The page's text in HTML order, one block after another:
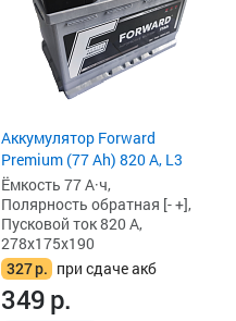
Аккумулятор Forward
Premium (77 Ah) 820 А, L3
Ёмкость 77 А·ч,
Полярность обратная [- +],
Пусковой ток 820 А,
278x175x190
327р. при сдаче акб
349р.